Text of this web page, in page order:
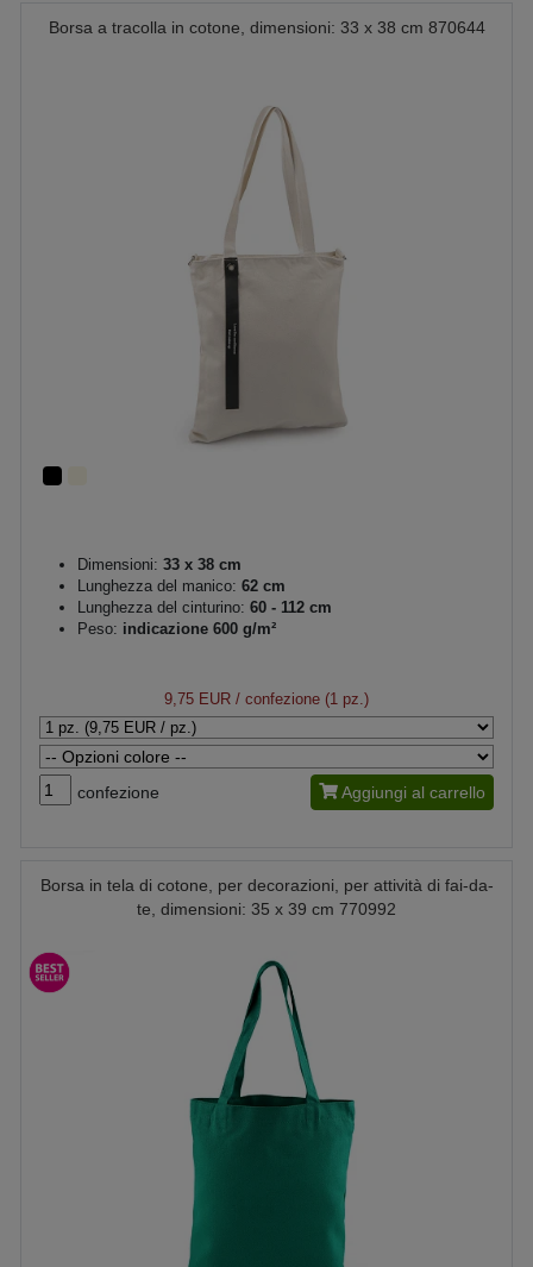
Borsa a tracolla in cotone, dimensioni: 33 x 38 cm 870644
Dimensioni: 33 x 38 cm
Lunghezza del manico: 62 cm
Lunghezza del cinturino: 60 - 112 cm
Peso: indicazione 600 g/m²
9,75 EUR / confezione (1 pz.)
confezione Aggiungi al carrello
Borsa in tela di cotone, per decorazioni, per attività di fai-da-
te, dimensioni: 35 x 39 cm 770992